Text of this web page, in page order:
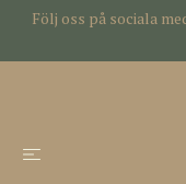
Följ oss på sociala